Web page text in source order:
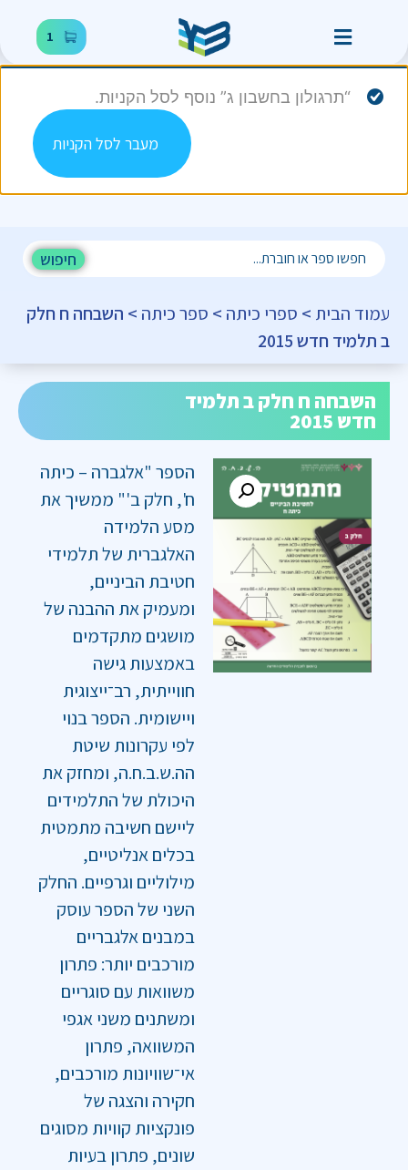
1
“תרגולון בחשבון ג” נוסף לסל הקניות.
מעבר לסל הקניות
חיפוש
עמוד הבית > ספרי כיתה > ספר כיתה > השבחה ח חלק
ב תלמיד חדש 2015
השבחה ח חלק ב תלמיד
חדש 2015
הספר "אלגברה – כיתה
ח', חלק ב'" ממשיך את
מסע הלמידה
האלגברית של תלמידי
חטיבת הביניים,
ומעמיק את ההבנה של
מושגים מתקדמים
באמצעות גישה
חווייתית, רב־ייצוגית
ויישומית. הספר בנוי
לפי עקרונות שיטת
הה.ש.ב.ח.ה, ומחזק את
היכולת של התלמידים
ליישם חשיבה מתמטית
בכלים אנליטיים,
מילוליים וגרפיים. החלק
השני של הספר עוסק
במבנים אלגבריים
מורכבים יותר: פתרון
משוואות עם סוגריים
ומשתנים משני אגפי
המשוואה, פתרון
אי־שוויונות מורכבים,
חקירה והצגה של
פונקציות קוויות מסוגים
שונים, פתרון בעיות